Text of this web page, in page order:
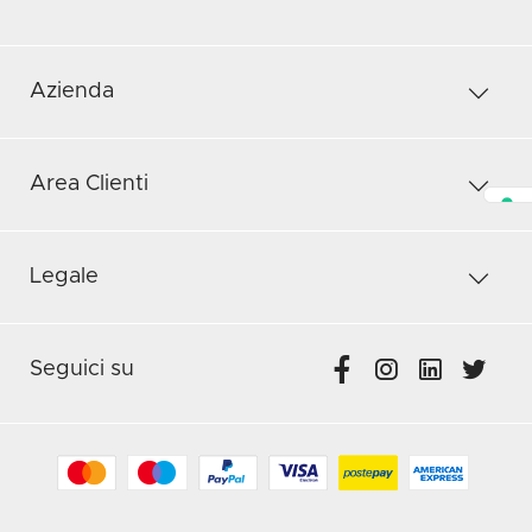
Azienda
Area Clienti
Legale
Seguici su